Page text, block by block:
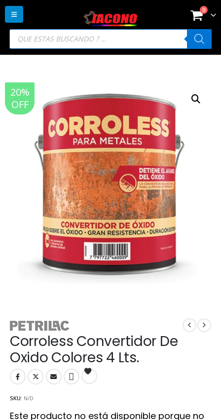
Búsqueda
productos
0
20%
OFF
Corroless Convertidor De
Oxido Colores 4 Lts.
SKU: N/D
Este producto no está disponible porque no